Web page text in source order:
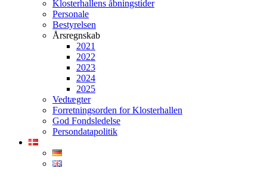
Klosterhallens åbningstider
Personale
Bestyrelsen
Årsregnskab
2021
2022
2023
2024
2025
Vedtægter
Forretningsorden for Klosterhallen
God Fondsledelse
Persondatapolitik